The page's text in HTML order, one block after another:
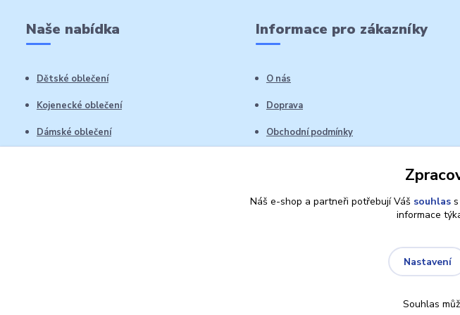
Naše nabídka
Dětské oblečení
Kojenecké oblečení
Dámské oblečení
Informace pro zákazníky
O nás
Doprava
Obchodní podmínky
Náš e-shop a partneři potřebují Váš souhlass
informace
Nastavení
Souhlas